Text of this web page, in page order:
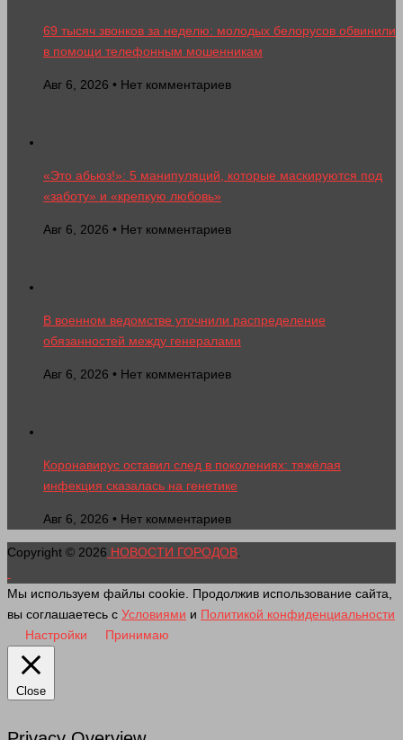
69 тысяч звонков за неделю: молодых белорусов обвинили
в помощи телефонным мошенникам
Авг 6, 2026 • Нет комментариев
«Это абьюз!»: 5 манипуляций, которые маскируются под
«заботу» и «крепкую любовь»
Авг 6, 2026 • Нет комментариев
В военном ведомстве уточнили распределение
обязанностей между генералами
Авг 6, 2026 • Нет комментариев
Коронавирус оставил след в поколениях: тяжёлая
инфекция сказалась на генетике
Авг 6, 2026 • Нет комментариев
Copyright © 2026 НОВОСТИ ГОРОДОВ.
Мы используем файлы cookie. Продолжив использование сайта,
вы соглашаетесь с Условиями и Политикой конфиденциальности
Настройки
Принимаю
Close